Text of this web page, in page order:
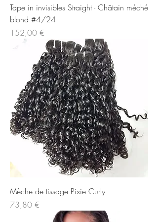
Tape in invisibles Straight - Châtain méché
blond #4/24
Price
152,00 €
Mèche de tissage Pixie Curly
Price
73,80 €